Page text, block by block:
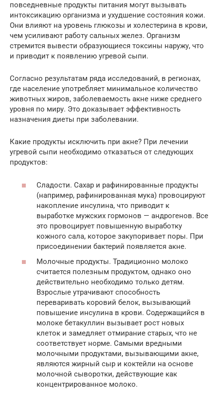
повседневные продукты питания могут вызывать
интоксикацию организма и ухудшение состояния кожи.
Они влияют на уровень глюкозы и холестерина в крови,
чем усиливают работу сальных желез. Организм
стремится вывести образующиеся токсины наружу, что
и приводит к появлению угревой сыпи.
Согласно результатам ряда исследований, в регионах,
где население употребляет минимальное количество
животных жиров, заболеваемость акне ниже среднего
уровня по миру. Это доказывает эффективность
назначения диеты при заболевании.
Какие продукты исключить при акне? При лечении
угревой сыпи необходимо отказаться от следующих
продуктов:
Сладости. Сахар и рафинированные продукты
(например, рафинированная мука) провоцируют
накопление инсулина, что приводит к
выработке мужских гормонов — андрогенов. Все
это провоцирует повышенную выработку
кожного сала, которое закупоривает поры. При
присоединении бактерий появляется акне.
Молочные продукты. Традиционно молоко
считается полезным продуктом, однако оно
действительно необходимо только детям.
Взрослые утрачивают способность
переваривать коровий белок, вызывающий
повышение инсулина в крови. Содержащийся в
молоке бетакуллин вызывает рост новых
клеток и замедляет отмирание старых, что не
соответствует норме. Самыми вредными
молочными продуктами, вызывающими акне,
являются жирный сыр и коктейли на основе
молочной сыворотки, действующие как
концентрированное молоко.